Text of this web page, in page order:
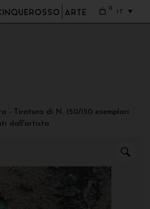
0
IT
- Tiratura di N. 150/150 esemplari
dall'artista